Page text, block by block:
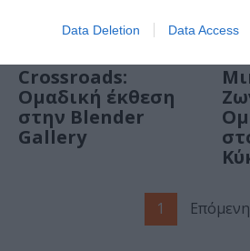
Data Deletion Data Access
Crossroads:
Ομαδική έκθεση
στην Blender
Gallery
1